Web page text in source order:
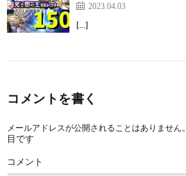
2023.04.03
[…]
コメントを書く
メールアドレスが公開されることはありません。
目です
コメント